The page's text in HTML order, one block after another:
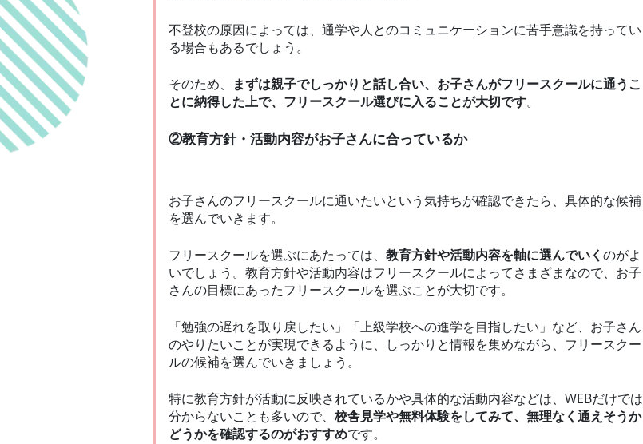
不登校の原因によっては、通学や人とのコミュニケーションに苦手意識を持ってい
る場合もあるでしょう。
そのため、
まずは親子でしっかりと話し合い、お子さんがフリースクールに通うこ
とに納得した上で、フリースクール選びに入ることが大切です。
②教育方針・活動内容がお子さんに合っているか
お子さんのフリースクールに通いたいという気持ちが確認できたら、具体的な候補
を選んでいきます。
フリースクールを選ぶにあたっては、 教育方針や活動内容を軸に選んでいく のがよ
いでしょう。教育方針や活動内容はフリースクールによってさまざまなので、お子
さんの目標にあったフリースクールを選ぶことが大切です。
「勉強の遅れを取り戻したい」「上級学校への進学を目指したい」など、お子さん
のやりたいことが実現できるように、しっかりと情報を集めながら、フリースクー
ルの候補を選んでいきましょう。
特に教育方針が活動に反映されているかや具体的な活動内容などは、WEBだけでは
分からないことも多いので、 校舎見学や無料体験をしてみて、無理なく通えそうか
どうかを確認するのがおすすめです。